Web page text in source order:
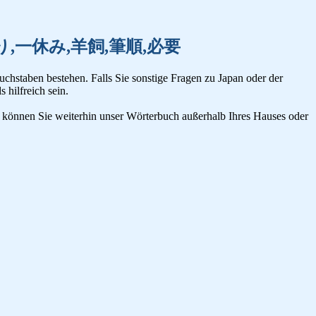
,一休み,羊飼,筆順,必要
bestehen. Falls Sie sonstige Fragen zu Japan oder der
hilfreich sein.
Sie weiterhin unser Wörterbuch außerhalb Ihres Hauses oder